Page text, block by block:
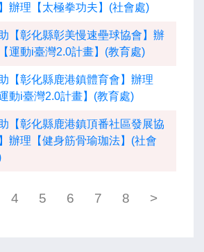
辦理【太極拳功夫】(社會處)
【彰化縣彰美慢速壘球協會】辦
運動i臺灣2.0計畫】(教育處)
【彰化縣鹿港鎮體育會】辦理
運動i臺灣2.0計畫】(教育處)
【彰化縣鹿港鎮頂番社區發展協
辦理【健身筋骨瑜珈法】(社會
4 5 6 7 8 >